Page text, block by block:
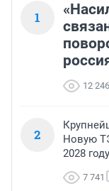
1
12 246
2
Новую
2028 году
7 741